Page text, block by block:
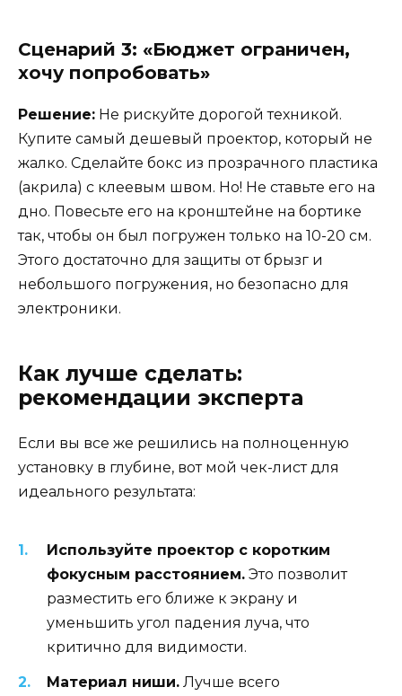
Сценарий 3: «Бюджет ограничен,
хочу попробовать»
Решение: Не рискуйте дорогой техникой.
Купите самый дешевый проектор, который не
жалко. Сделайте бокс из прозрачного пластика
(акрила) с клеевым швом. Но! Не ставьте его на
дно. Повесьте его на кронштейне на бортике
так, чтобы он был погружен только на 10-20 см.
Этого достаточно для защиты от брызг и
небольшого погружения, но безопасно для
электроники.
Как лучше сделать:
рекомендации эксперта
Если вы все же решились на полноценную
установку в глубине, вот мой чек-лист для
идеального результата:
Используйте проектор с коротким
фокусным расстоянием. Это позволит
разместить его ближе к экрану и
уменьшить угол падения луча, что
критично для видимости.
Материал ниши. Лучше всего